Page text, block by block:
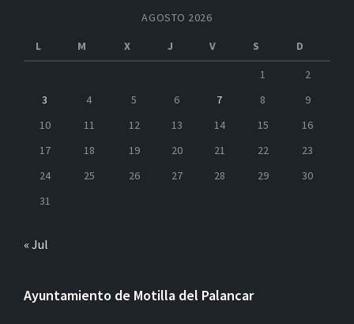
AGOSTO 2026
L
M X J V S
D
1
2
3
4 5 6 7 8
9
10
11 12 13 14 15
16
17
18 19 20 21 22
23
24
25 26 27 28 29
30
31
« Jul
Ayuntamiento de Motilla del Palancar